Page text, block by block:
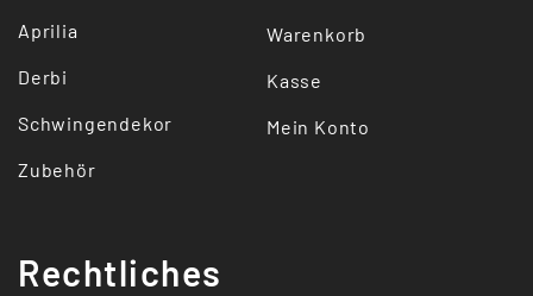
Aprilia
Derbi
Schwingendekor
Zubehör
Warenkorb
Kasse
Mein Konto
Rechtliches